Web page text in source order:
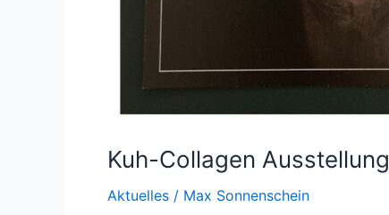
Kuh-Collagen Ausstellung
Aktuelles / Max Sonnenschein